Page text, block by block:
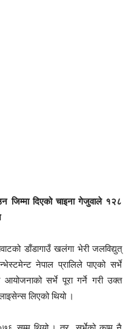
जिम्मा दिएको चाइना गेजुवाले १२८
डाँडागाउँ खलंगा भेरी जलविद्युत्
नेपाल प्रालिले पाएको सर्भे
सर्भे पूरा गर्ने गरी उक्त
लिएको थियो ।